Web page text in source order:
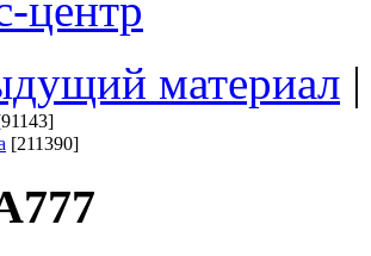
материал
[211390]